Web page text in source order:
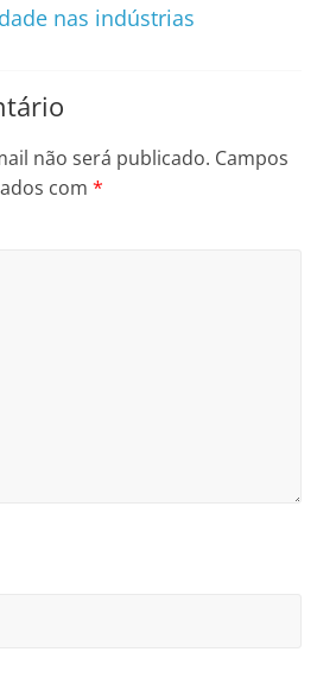
nas indústrias
não será publicado. Campos
com*